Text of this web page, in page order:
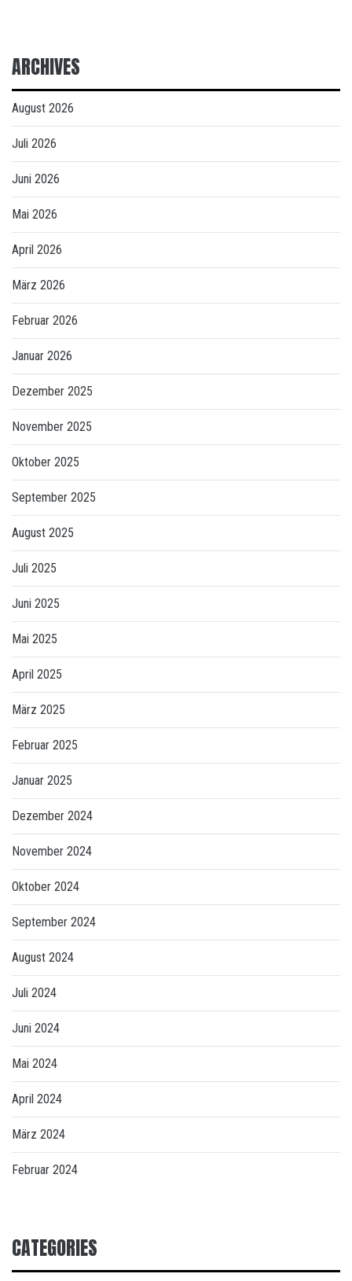
ARCHIVES
August 2026
Juli 2026
Juni 2026
Mai 2026
April 2026
März 2026
Februar 2026
Januar 2026
Dezember 2025
November 2025
Oktober 2025
September 2025
August 2025
Juli 2025
Juni 2025
Mai 2025
April 2025
März 2025
Februar 2025
Januar 2025
Dezember 2024
November 2024
Oktober 2024
September 2024
August 2024
Juli 2024
Juni 2024
Mai 2024
April 2024
März 2024
Februar 2024
CATEGORIES